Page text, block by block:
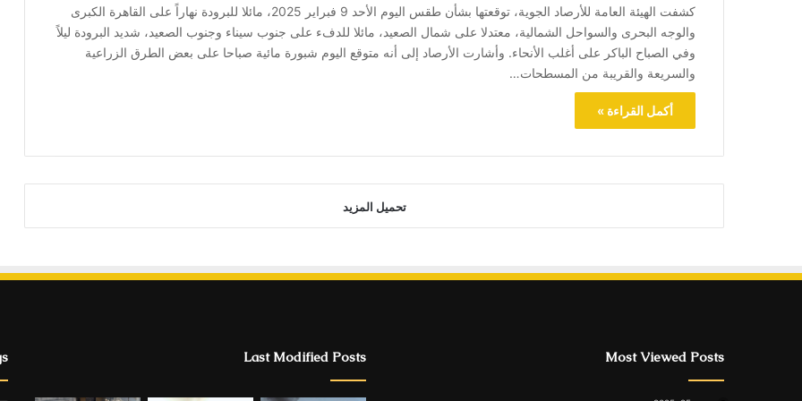
كشفت الهيئة العامة للأرصاد الجوية، توقعتها بشأن طقس اليوم الأحد 9 فبراير 2025، مائلا للبرودة نهاراً على القاهرة الكبرى
والوجه البحرى والسواحل الشمالية، معتدلا على شمال الصعيد، مائلا للدفء على جنوب سيناء وجنوب الصعيد، شديد البرودة ليلاً
وفي الصباح الباكر على أغلب الأنحاء. وأشارت الأرصاد إلى أنه متوقع اليوم شبورة مائية صباحا على بعض الطرق الزراعية
والسريعة والقريبة من المسطحات…
أكمل القراءة »
تحميل المزيد
Most Viewed Posts
Last Modified Posts